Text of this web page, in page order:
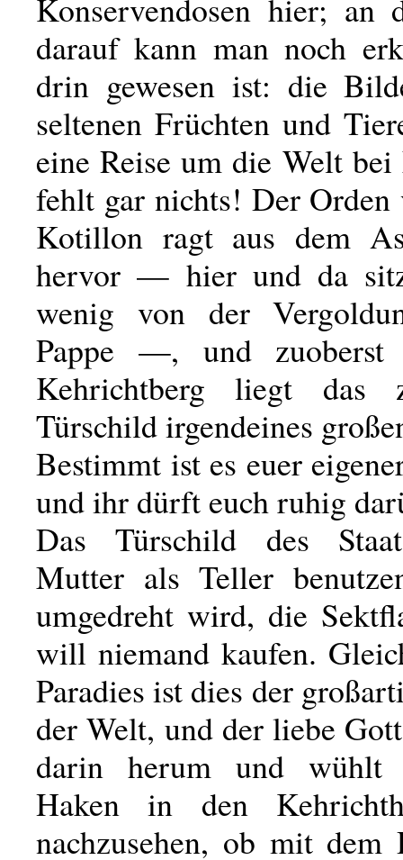
Konservendosen hier; an
darauf kann man noch
drin gewesen ist: die
seltenen Früchten und
eine Reise um die Welt
fehlt gar nichts! Der Orden
Kotillon ragt aus dem
hervor — hier und da
wenig von der
Pappe —, und zuoberst
Kehrichtberg liegt das
Türschild irgendeines
Bestimmt ist es euer
und ihr dürft euch ruhig
Das Türschild des
Mutter als Teller
umgedreht wird, die
will niemand kaufen.
Paradies ist dies der
der Welt, und der liebe
darin herum und wühlt
Haken in den
nachzusehen, ob mit dem